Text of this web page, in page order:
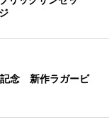
記念 新作ラガービ